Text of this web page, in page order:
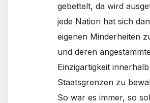
gebettelt, da wird
jede Nation hat sich
eigenen Minderheiten
und deren
Einzigartigkeit
Staatsgrenzen zu
So war es immer, so